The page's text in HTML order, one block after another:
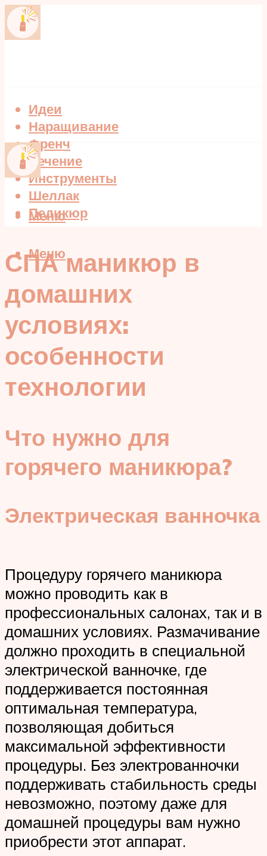
Идеи
Наращивание
Френч
Лечение
Инструменты
Шеллак
Педикюр
Меню
Меню
СПА маникюр в
домашних
условиях:
особенности
технологии
Что нужно для
горячего маникюра?
Электрическая ванночка
Процедуру горячего маникюра
можно проводить как в
профессиональных салонах, так и в
домашних условиях. Размачивание
должно проходить в специальной
электрической ванночке, где
поддерживается постоянная
оптимальная температура,
позволяющая добиться
максимальной эффективности
процедуры. Без электрованночки
поддерживать стабильность среды
невозможно, поэтому даже для
домашней процедуры вам нужно
приобрести этот аппарат.